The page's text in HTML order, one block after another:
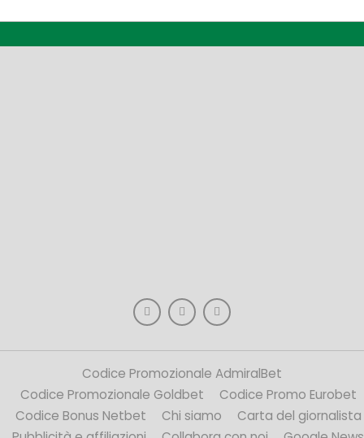
Codice Promozionale AdmiralBet
Codice Promozionale Goldbet
Codice Promo Eurobet
Codice Bonus Netbet
Chi siamo
Carta del giornalista